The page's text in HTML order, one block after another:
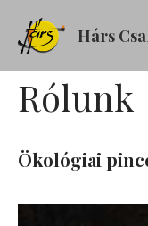
Hárs
Rólunk
Ökológiai